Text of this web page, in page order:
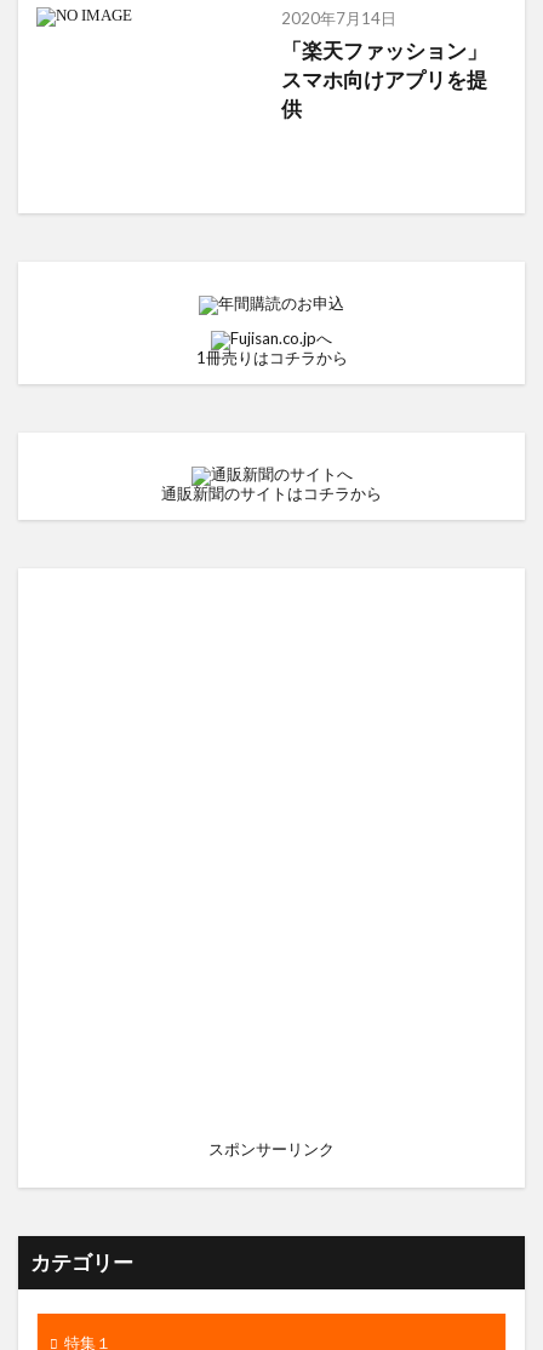
2020年7月14日
「楽天ファッション」
スマホ向けアプリを提
供
1冊売りはコチラから
通販新聞のサイトはコチラから
スポンサーリンク
カテゴリー
特集１